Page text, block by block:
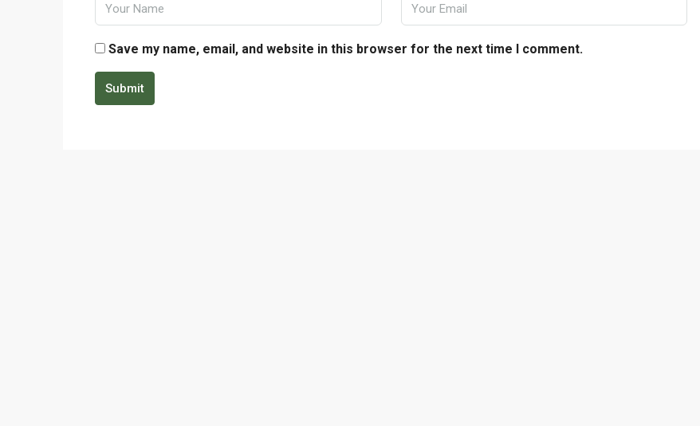
Save my name, email, and website in this browser for the next time I comment.
Submit